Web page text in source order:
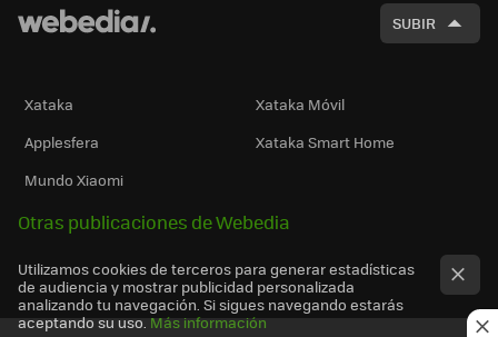
SUBIR
Xataka
Xataka Móvil
Applesfera
Xataka Smart Home
Mundo Xiaomi
Otras publicaciones de Webedia
Utilizamos cookies de terceros para generar estadísticas
de audiencia y mostrar publicidad personalizada
analizando tu navegación. Si sigues navegando estarás
aceptando su uso. Más información